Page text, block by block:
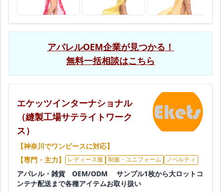
アパレルOEM企業が見つかる！
無料一括相談はこちら
エケッツインターナショナル
（縫製工場サテライトワーク
ス）
【神奈川でワンピースに対応】
【専門・主力】
レディース服 制服・ユニフォーム ノベルティ
アパレル・雑貨 OEM/ODM サンプル1枚から大ロットコ
ンテナ配送まで各種アイテムお取り扱い